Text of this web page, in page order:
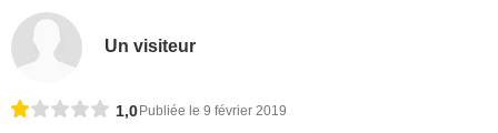
Un visiteur
1,0 Publiée le 9 février 2019